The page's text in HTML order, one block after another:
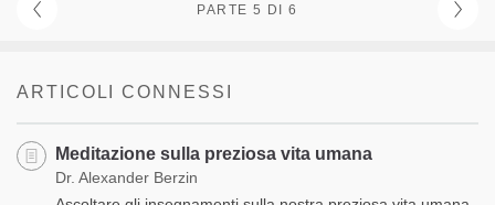
PARTE 5 DI 6
ARTICOLI CONNESSI
Meditazione sulla preziosa vita umana
Dr. Alexander Berzin